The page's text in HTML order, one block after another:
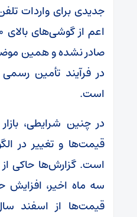
صادر نشده و همین
در فرآیند تأمین رسمی
است.
در چنین شرایطی،
قیمت‌ها و تغییر در
است. گزارش‌ها حاکی
قیمت‌ها از اسفند